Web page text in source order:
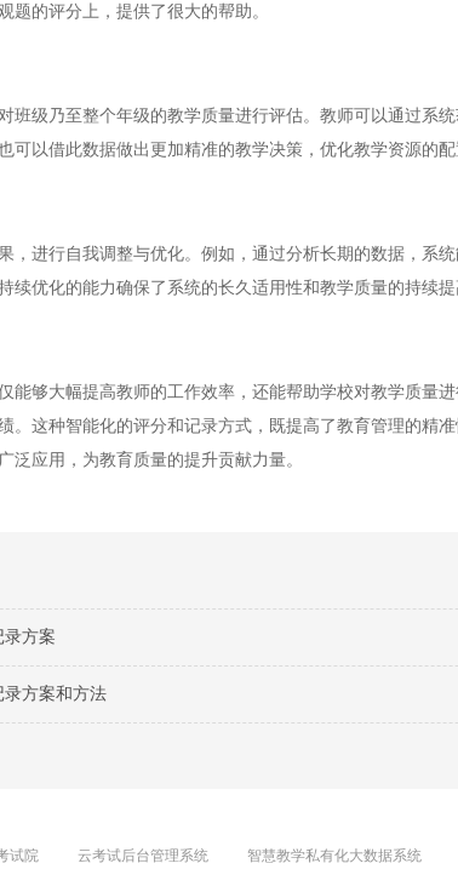
的评分上，提供了很大的帮助。
级乃至整个年级的教学质量进行评估。教师可以通过系
以借此数据做出更加精准的教学决策，优化教学资源的配
进行自我调整与优化。例如，通过分析长期的数据，系统
优化的能力确保了系统的长久适用性和教学质量的持续提
够大幅提高教师的工作效率，还能帮助学校对教学质量进
这种智能化的评分和记录方式，既提高了教育管理的精
应用，为教育质量的提升贡献力量。
录方案
方案和方法
试院 云考试后台管理系统 智慧教学私有化大数据系统